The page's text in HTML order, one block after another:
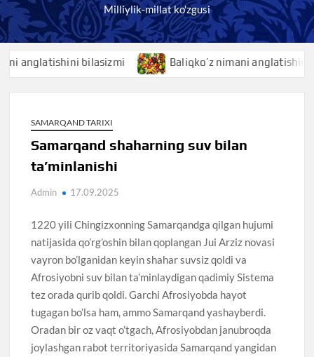
Milliylik-millat ko'zgusi
bilasizmi Baliqko’z nimani anglatishini bilasizmi
SAMARQAND TARIXI
Samarqand shaharning suv bilan
ta’minlanishi
Admin 17.09.2025
1220 yili Chingizxonning Samarqandga qilgan hujumi
natijasida qo’rg’oshin bilan qoplangan Jui Arziz novasi
vayron bo’lganidan keyin shahar suvsiz qoldi va
Afrosiyobni suv bilan ta’minlaydigan qadimiy Sistema
tez orada qurib qoldi. Garchi Afrosiyobda hayot
tugagan bo’lsa ham, ammo Samarqand yashayberdi.
Oradan bir oz vaqt o’tgach, Afrosiyobdan janubroqda
joylashgan rabot territoriyasida Samarqand yangidan